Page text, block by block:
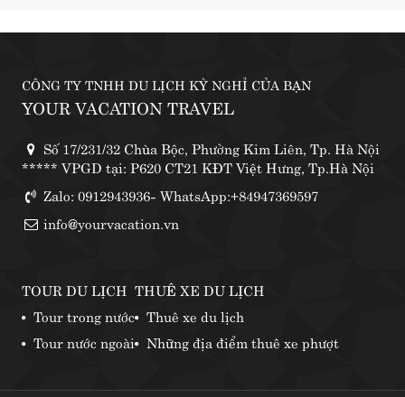
CÔNG TY TNHH DU LỊCH KỲ NGHỈ CỦA BẠN
YOUR VACATION TRAVEL
Số 17/231/32 Chùa Bộc, Phường Kim Liên, Tp. Hà Nội
***** VPGD tại: P620 CT21 KĐT Việt Hưng, Tp.Hà Nội
Zalo: 0912943936- WhatsApp:+84947369597
info@yourvacation.vn
TOUR DU LỊCH
Tour trong nước
Tour nước ngoài
THUÊ XE DU LỊCH
Thuê xe du lịch
Những địa điểm thuê xe phượt